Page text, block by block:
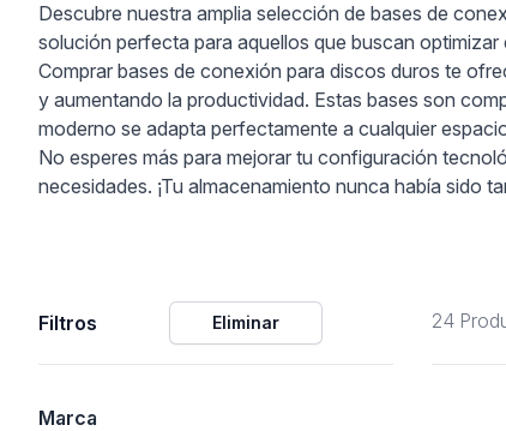
Descubre nuestra amplia selección de bases de
solución perfecta para aquellos que buscan
Comprar bases de conexión para discos duros te
y aumentando la productividad. Estas bases son
moderno se adapta perfectamente a cualquier
No esperes más para mejorar tu configuración
necesidades. ¡Tu almacenamiento nunca había sido
Filtros Eliminar
Marca
24